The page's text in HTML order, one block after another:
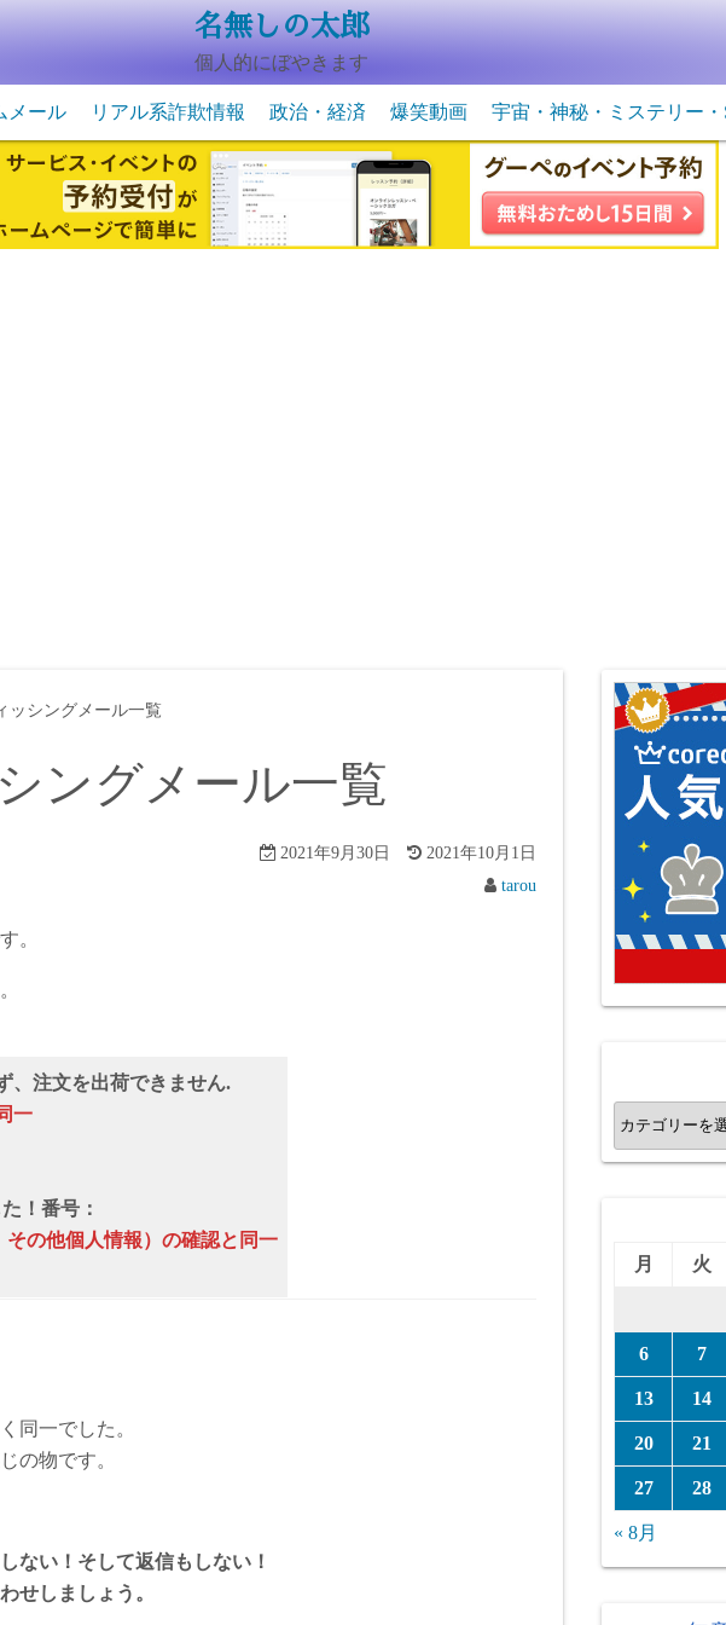
名無しの太郎
個人的にぼやきます
メール リアル系詐欺情報 政治・経済 爆笑動画
動物系の爆笑動画
宇宙・神秘・ミステリー・
未確認生物・飛行物体
宇宙・ＳＦ
ッシングメール一覧
ングメール一覧
2021年9月30日
2021年10月1日
tarou
。
、注文を出荷できません.
一
！番号：
の他個人情報）の確認と同一
同一でした。
の物です。
ない！そして返信もしない！
せしましょう。
カ
テ
月
火
6 7
13 14
20 21
27 28
« 8月